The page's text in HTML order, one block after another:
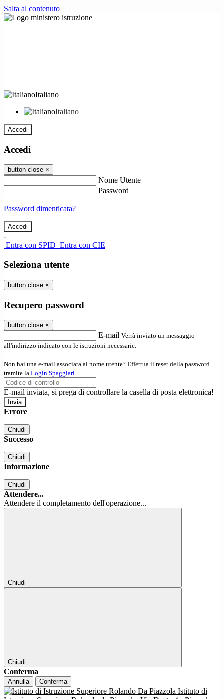
Salta al contenuto
Italiano
Italiano
Accedi
Accedi
button close ×
Nome Utente
Password
Password dimenticata?
-
Entra con SPID Entra con CIE
Seleziona utente
button close ×
Recupero password
button close ×
E-mail Verrà inviato un messaggio
all'indirizzo indicato con le istruzioni necessarie.
Non hai una e-mail associata al nome utente? Effettua il reset della password
tramite la Login Spaggiari
E-mail inviata, si prega di controllare la casella di posta elettronica!
Errore
Chiudi
Successo
Chiudi
Informazione
Chiudi
Attendere...
Attendere il completamento dell'operazione...
Chiudi
Chiudi
Conferma
Annulla Conferma
Istituto di